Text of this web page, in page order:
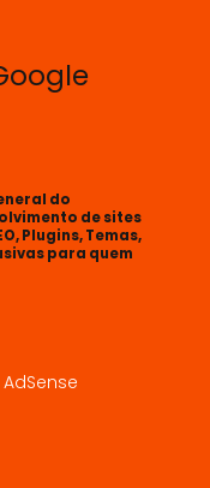
do
de sites
Plugins, Temas,
para quem